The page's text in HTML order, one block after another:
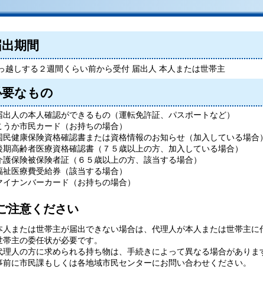
期間
越しする２週間くらい前から受付 届出人 本人または世帯主
要なもの
出人の本人確認ができるもの（運転免許証、パスポートなど）
うか市民カード（お持ちの場合）
民健康保険資格確認書または資格情報のお知らせ（加入している場合）
期高齢者医療資格確認書（７５歳以上の方、加入している場合）
護保険被保険者証（６５歳以上の方、該当する場合）
祉医療費受給券（該当する場合）
イナンバーカード（お持ちの場合）
注意ください
人または世帯主が届出できない場合は、代理人が本人または世帯主
帯主の委任状が必要です。
理人の方に求められる持ち物は、手続きによって異なる場合がありま
前に市民課もしくは各地域市民センターにお問い合わせください。